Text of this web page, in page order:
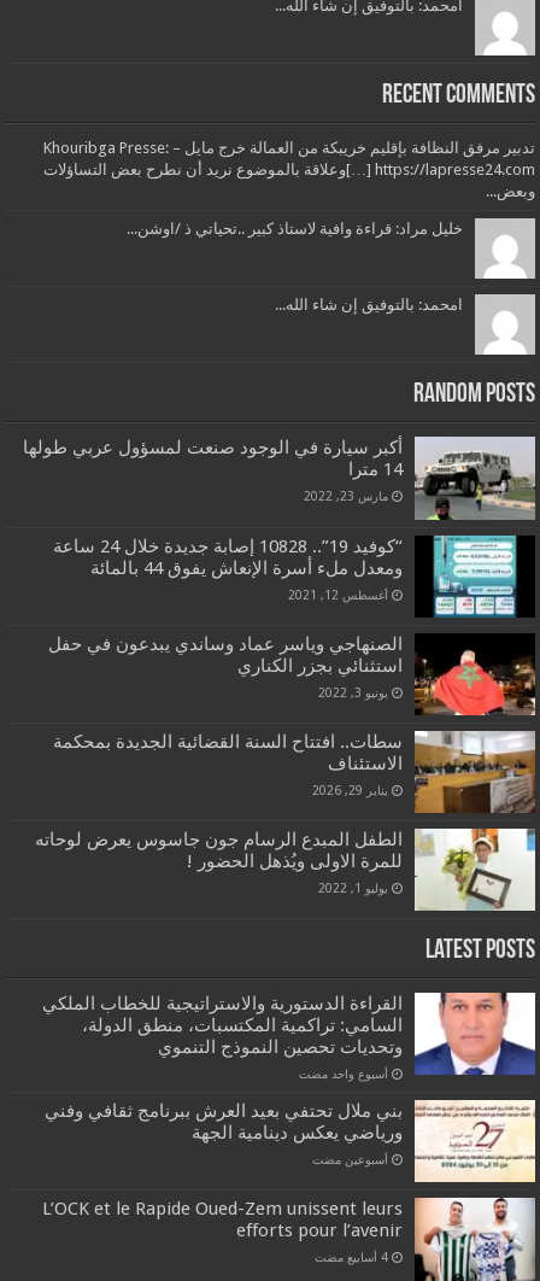
امحمد: بالتوفيق إن شاء الله...
Recent Comments
تدبير مرفق النظافة بإقليم خريبكة من العمالة خرج مايل – Khouribga Presse:
[…] https://lapresse24.comوعلاقة بالموضوع نريد أن نطرح بعض التساؤلات
وبعض...
خليل مراد: قراءة وافية لاستاذ كبير ..تحياتي ذ /اوشن...
امحمد: بالتوفيق إن شاء الله...
Random Posts
أكبر سيارة في الوجود صنعت لمسؤول عربي طولها
14 مترا
مارس 23, 2022
“كوفيد 19”.. 10828 إصابة جديدة خلال 24 ساعة
ومعدل ملء أسرة الإنعاش يفوق 44 بالمائة
أغسطس 12, 2021
الصنهاجي وياسر عماد وساندي يبدعون في حفل
استثنائي بجزر الكناري
يونيو 3, 2022
سطات.. افتتاح السنة القضائية الجديدة بمحكمة
الاستئناف
يناير 29, 2026
الطفل المبدع الرسام جون جاسوس يعرض لوحاته
للمرة الاولى ويُذهل الحضور !
يوليو 1, 2022
Latest Posts
القراءة الدستورية والاستراتيجية للخطاب الملكي
السامي: تراكمية المكتسبات، منطق الدولة،
وتحديات تحصين النموذج التنموي
‏أسبوع واحد مضت
بني ملال تحتفي بعيد العرش ببرنامج ثقافي وفني
ورياضي يعكس دينامية الجهة
‏أسبوعين مضت
L’OCK et le Rapide Oued-Zem unissent leurs
efforts pour l’avenir
‏4 أسابيع مضت